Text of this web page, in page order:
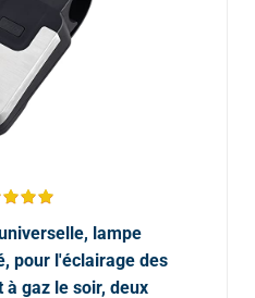
lampe
pour l'éclairage des
gaz le soir, deux